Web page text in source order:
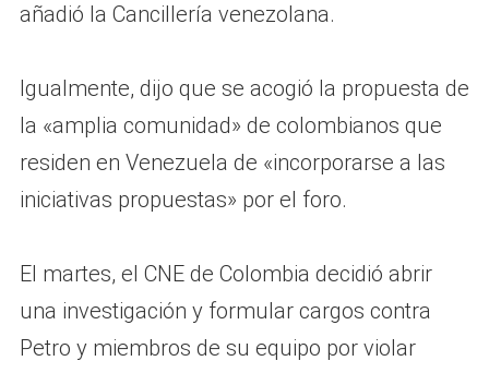
añadió la Cancillería venezolana.
Igualmente, dijo que se acogió la propuesta de
la «amplia comunidad» de colombianos que
residen en Venezuela de «incorporarse a las
iniciativas propuestas» por el foro.
El martes, el CNE de Colombia decidió abrir
una investigación y formular cargos contra
Petro y miembros de su equipo por violar